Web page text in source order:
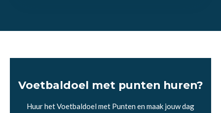
Voetbaldoel met punten huren?
Huur het Voetbaldoel met Punten en maak jouw dag